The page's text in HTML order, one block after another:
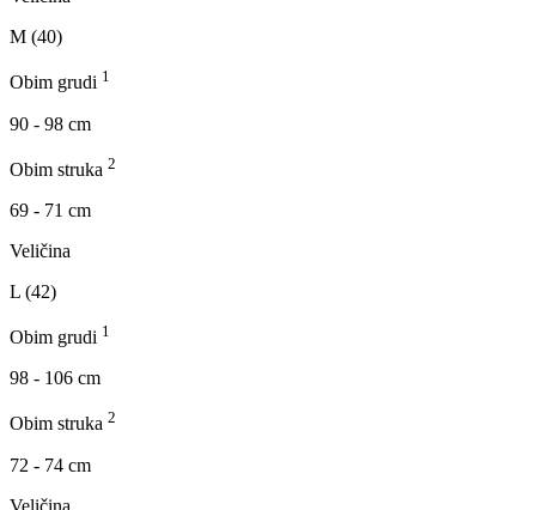
M (40)
Obim grudi 1
90 - 98 cm
Obim struka 2
69 - 71 cm
Veličina
L (42)
Obim grudi 1
98 - 106 cm
Obim struka 2
72 - 74 cm
Veličina